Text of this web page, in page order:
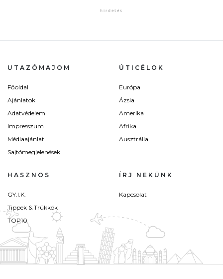
UTAZÓMAJOM
Főoldal
Ajánlatok
Adatvédelem
Impresszum
Médiaajánlat
Sajtómegjelenések
ÚTICÉLOK
Európa
Ázsia
Amerika
Afrika
Ausztrália
HASZNOS
GY.I.K.
Tippek & Trükkök
TOP10
ÍRJ NEKÜNK
Kapcsolat